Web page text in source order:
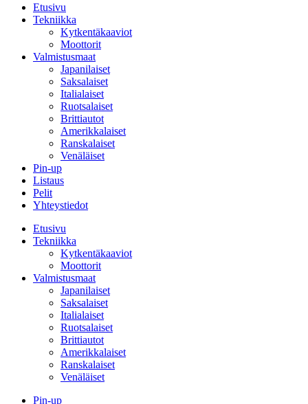
Etusivu
Tekniikka
Kytkentäkaaviot
Moottorit
Valmistusmaat
Japanilaiset
Saksalaiset
Italialaiset
Ruotsalaiset
Brittiautot
Amerikkalaiset
Ranskalaiset
Venäläiset
Pin-up
Listaus
Pelit
Yhteystiedot
Etusivu
Tekniikka
Kytkentäkaaviot
Moottorit
Valmistusmaat
Japanilaiset
Saksalaiset
Italialaiset
Ruotsalaiset
Brittiautot
Amerikkalaiset
Ranskalaiset
Venäläiset
Pin-up